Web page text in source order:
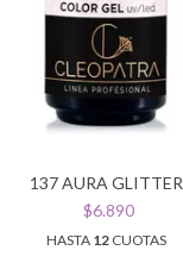
137 AURA GLITTER
$6.890
HASTA 12CUOTAS